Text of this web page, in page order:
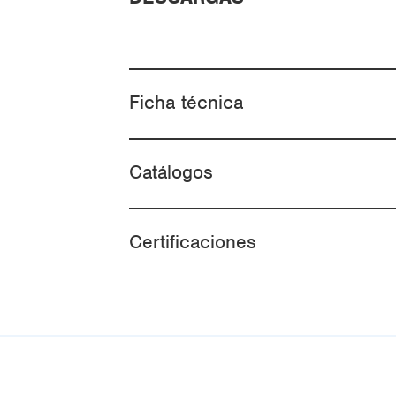
Ficha técnica
Catálogos
Certificaciones